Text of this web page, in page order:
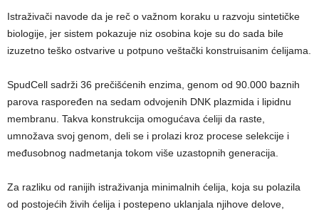
Istraživači navode da je reč o važnom koraku u razvoju sintetičke
biologije, jer sistem pokazuje niz osobina koje su do sada bile
izuzetno teško ostvarive u potpuno veštački konstruisanim ćelijama.
SpudCell sadrži 36 prečišćenih enzima, genom od 90.000 baznih
parova raspoređen na sedam odvojenih DNK plazmida i lipidnu
membranu. Takva konstrukcija omogućava ćeliji da raste,
umnožava svoj genom, deli se i prolazi kroz procese selekcije i
međusobnog nadmetanja tokom više uzastopnih generacija.
Za razliku od ranijih istraživanja minimalnih ćelija, koja su polazila
od postojećih živih ćelija i postepeno uklanjala njihove delove,